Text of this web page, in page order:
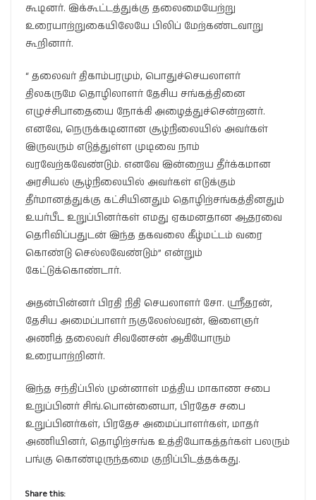
கூடினர். இக்கூட்டத்துக்கு தலைமையேற்று
உரையாற்றுகையிலேயே பிலிப் மேற்கண்டவாறு
கூறினார்.
“ தலைவர் திகாம்பரமும், பொதுச்செயலாளர்
திலகருமே தொழிலாளர் தேசிய சங்கத்தினை
எழுச்சிபாதையை நோக்கி அழைத்துச்சென்றனர்.
எனவே, நெருக்கடினான சூழ்நிலையில் அவர்கள்
இருவரும் எடுத்துள்ள முடிவை நாம்
வரவேற்கவேண்டும். எனவே இன்றைய தீர்க்கமான
அரசியல் சூழ்நிலையில் அவர்கள் எடுக்கும்
தீர்மானத்துக்கு கட்சியினதும் தொழிற்சங்கத்தினதும்
உயர்பீட உறுப்பினர்கள் எமது ஏகமனதான ஆதரவை
தெரிவிப்பதுடன் இந்த தகவலை கீழ்மட்டம் வரை
கொண்டு செல்லவேண்டும்” என்றும்
கேட்டுக்கொண்டார்.
அதன்பின்னர் பிரதி நிதி செயலாளர் சோ. ஸ்ரீதரன்,
தேசிய அமைப்பாளர் நகுலேஸ்வரன், இளைஞர்
அணித் தலைவர் சிவனேசன் ஆகியோரும்
உரையாற்றினர்.
இந்த சந்திப்பில் முன்னாள் மத்திய மாகாண சபை
உறுப்பினர் சிங்.பொன்னையா, பிரதேச சபை
உறுப்பினர்கள், பிரதேச அமைப்பாளர்கள், மாதர்
அணியினர், தொழிற்சங்க உத்தியோகத்தர்கள் பலரும்
பங்கு கொண்டிருந்தமை குறிப்பிடத்தக்கது.
Share this: